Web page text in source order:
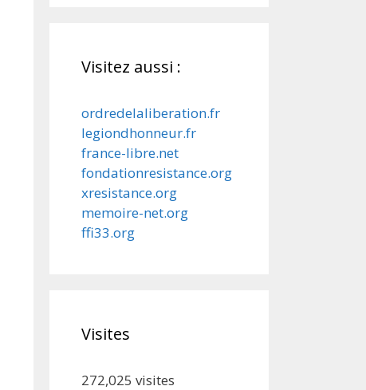
Visitez aussi :
ordredelaliberation.fr
legiondhonneur.fr
france-libre.net
fondationresistance.org
xresistance.org
memoire-net.org
ffi33.org
Visites
272,025 visites